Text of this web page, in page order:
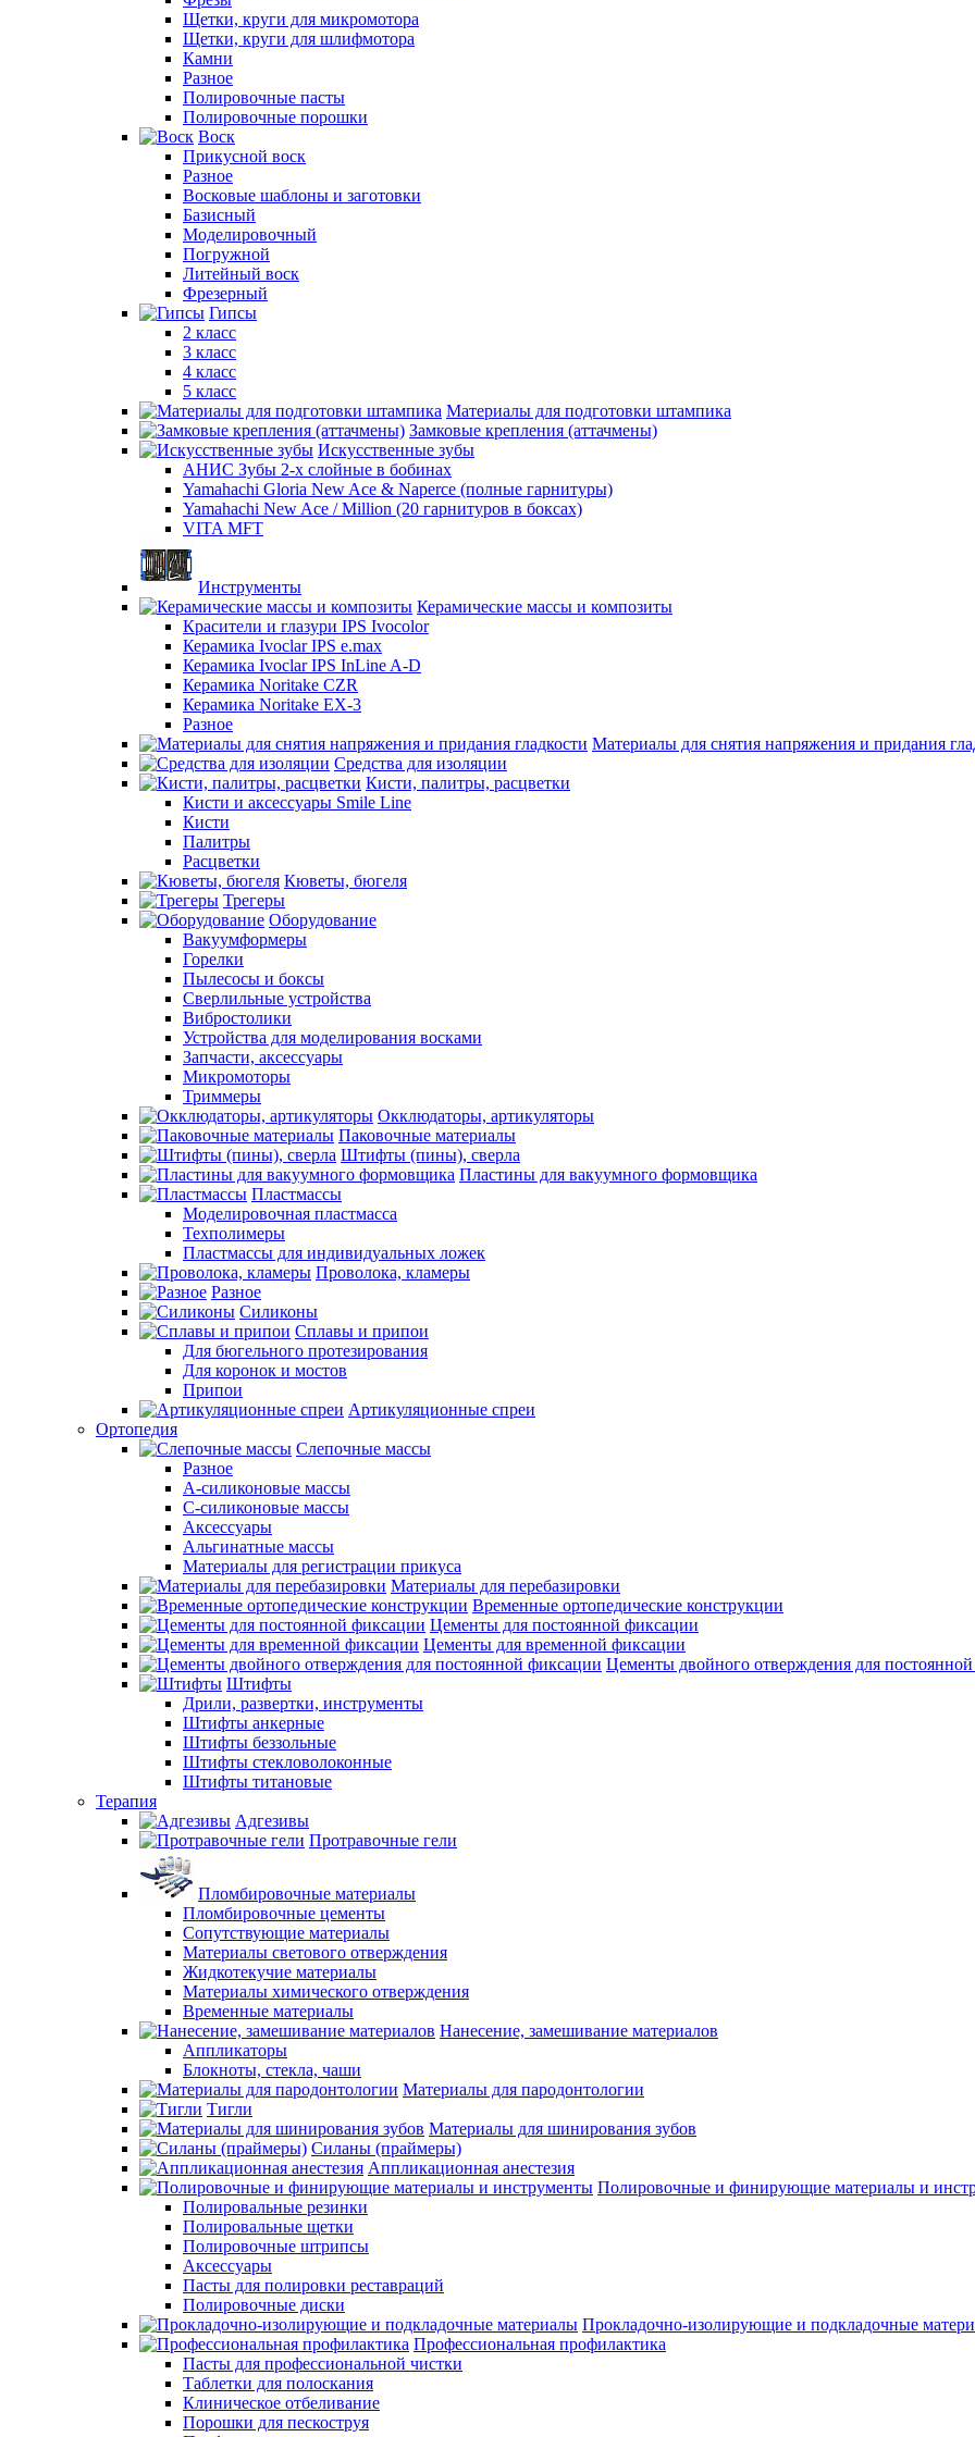
Щетки, круги для микромотора
Щетки, круги для шлифмотора
Камни
Разное
Полировочные пасты
Полировочные порошки
Воск
Прикусной воск
Разное
Восковые шаблоны и заготовки
Базисный
Моделировочный
Погружной
Литейный воск
Фрезерный
Гипсы
2 класс
3 класс
4 класс
5 класс
Материалы для подготовки штампика
Замковые крепления (аттачмены)
Искусственные зубы
АНИС Зубы 2-х слойные в бобинах
Yamahachi Gloria New Ace & Naperce (полные гарнитуры)
Yamahachi New Ace / Million (20 гарнитуров в боксах)
VITA MFT
Инструменты
Керамические массы и композиты
Красители и глазури IPS Ivocolor
Керамика Ivoclar IPS e.max
Керамика Ivoclar IPS InLine A-D
Керамика Noritake CZR
Керамика Noritake EX-3
Разное
Материалы для снятия напряжения и придания
Средства для изоляции
Кисти, палитры, расцветки
Кисти и аксессуары Smile Line
Кисти
Палитры
Расцветки
Кюветы, бюгеля
Трегеры
Оборудование
Вакуумформеры
Горелки
Пылесосы и боксы
Сверлильные устройства
Вибростолики
Устройства для моделирования восками
Запчасти, аксессуары
Микромоторы
Триммеры
Окклюдаторы, артикуляторы
Паковочные материалы
Штифты (пины), сверла
Пластины для вакуумного формовщика
Пластмассы
Моделировочная пластмасса
Техполимеры
Пластмассы для индивидуальных ложек
Проволока, кламеры
Разное
Силиконы
Сплавы и припои
Для бюгельного протезирования
Для коронок и мостов
Припои
Артикуляционные спреи
Ортопедия
Слепочные массы
Разное
А-силиконовые массы
С-силиконовые массы
Аксессуары
Альгинатные массы
Материалы для регистрации прикуса
Материалы для перебазировки
Временные ортопедические конструкции
Цементы для постоянной фиксации
Цементы для временной фиксации
Цементы двойного отверждения для
Штифты
Дрили, развертки, инструменты
Штифты анкерные
Штифты беззольные
Штифты стекловолоконные
Штифты титановые
Терапия
Адгезивы
Протравочные гели
Пломбировочные материалы
Пломбировочные цементы
Сопутствующие материалы
Материалы светового отверждения
Жидкотекучие материалы
Материалы химического отверждения
Временные материалы
Нанесение, замешивание материалов
Аппликаторы
Блокноты, стекла, чаши
Материалы для пародонтологии
Тигли
Материалы для шинирования зубов
Силаны (праймеры)
Аппликационная анестезия
Полировочные и финирующие материалы и
Полировальные резинки
Полировальные щетки
Полировочные штрипсы
Аксессуары
Пасты для полировки реставраций
Полировочные диски
Прокладочно-изолирующие и подкладочные
Профессиональная профилактика
Пасты для профессиональной чистки
Таблетки для полоскания
Клиническое отбеливание
Порошки для пескоструя